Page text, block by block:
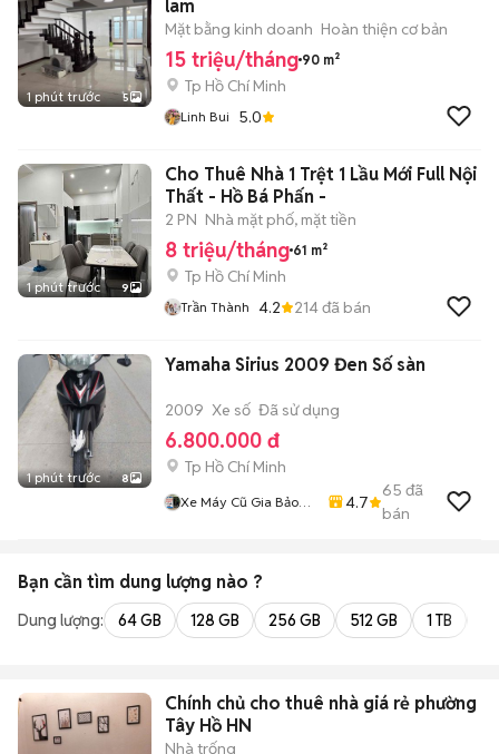
1 phút trước 5
lam
Mặt bằng kinh doanh Hoàn thiện cơ bản
15 triệu/tháng 90 m²
Tp Hồ Chí Minh
Linh Bui 5.0
1 phút trước 9
Cho Thuê Nhà 1 Trệt 1 Lầu Mới Full Nội
Thất - Hồ Bá Phấn -
2 PN Nhà mặt phố, mặt tiền
8 triệu/tháng 61 m²
Tp Hồ Chí Minh
Trần Thành 4.2 214đã bán
1 phút trước 8
Yamaha Sirius 2009 Đen Số sàn
2009 Xe số Đã sử dụng
6.800.000 đ
Tp Hồ Chí Minh
Xe Máy Cũ Gia Bảo
4.7
65 đã
bán
Bạn cần tìm dung lượng nào ?
Dung lượng: 64 GB 128 GB 256 GB 512 GB 1 TB
Chính chủ cho thuê nhà giá rẻ phường
Tây Hồ HN
Nhà trống